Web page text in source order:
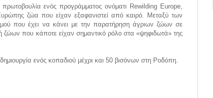
ενός προγράμματος ονόματι Rewilding Europe,
ζώα που είχαν εξαφανιστεί από καιρό. Μεταξύ των
που έχει να κάνει με την παρατήρηση άγριων ζώων σε
ζώων που κάποτε είχαν σημαντικό ρόλο στα «ψηφιδωτά» της
ενός κοπαδιού μέχρι και 50 βισόνων στη Ροδόπη.